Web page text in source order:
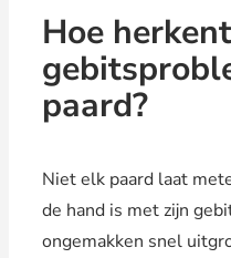
Hoe
paard?
Niet elk paard laat
de hand is met zijn
ongemakken snel